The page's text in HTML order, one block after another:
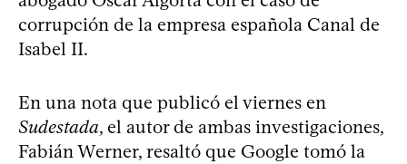
corrupción de la empresa española Canal de
Isabel II.
En una nota que publicó el viernes en
Sudestada, el autor de ambas investigaciones,
Fabián Werner, resaltó que Google tomó la